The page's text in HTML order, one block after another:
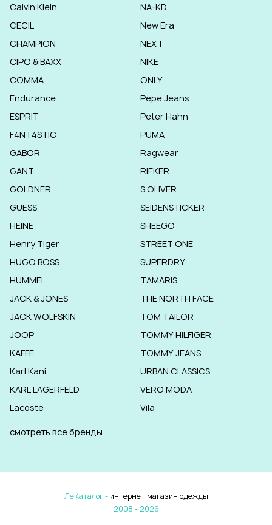
Calvin Klein
CECIL
CHAMPION
CIPO & BAXX
COMMA
Endurance
ESPRIT
F4NT4STIC
GABOR
GANT
GOLDNER
GUESS
HEINE
Henry Tiger
HUGO BOSS
HUMMEL
JACK & JONES
JACK WOLFSKIN
JOOP
KAFFE
Karl Kani
KARL LAGERFELD
Lacoste
NA-KD
New Era
NEXT
NIKE
ONLY
Pepe Jeans
Peter Hahn
PUMA
Ragwear
RIEKER
S.OLIVER
SEIDENSTICKER
SHEEGO
STREET ONE
SUPERDRY
TAMARIS
THE NORTH FACE
TOM TAILOR
TOMMY HILFIGER
TOMMY JEANS
URBAN CLASSICS
VERO MODA
Vila
смотреть все бренды
ЛеКаталог - интернет магазин одежды
2008 - 2026